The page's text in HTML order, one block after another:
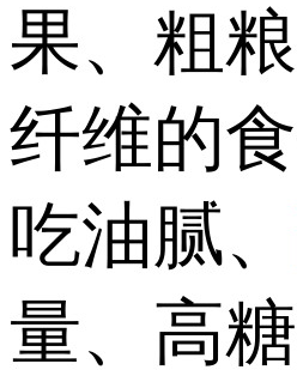
果、粗
纤维的
吃油腻、
量、高